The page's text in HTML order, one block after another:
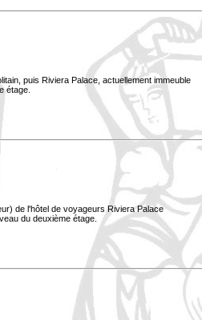
puis Riviera Palace, actuellement immeuble
étage.
de l'hôtel de voyageurs Riviera Palace
du deuxième étage.